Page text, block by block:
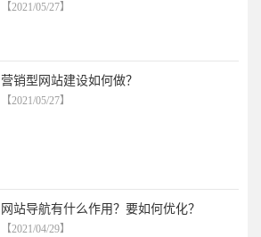
【2021/05/27】
营销型网站建设如何做？
【2021/05/27】
网站导航有什么作用？要如何优化？
【2021/04/29】